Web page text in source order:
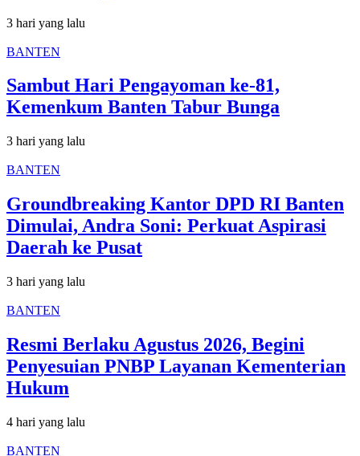
3 hari yang lalu
BANTEN
Sambut Hari Pengayoman ke-81,
Kemenkum Banten Tabur Bunga
3 hari yang lalu
BANTEN
Groundbreaking Kantor DPD RI Banten
Dimulai, Andra Soni: Perkuat Aspirasi
Daerah ke Pusat
3 hari yang lalu
BANTEN
Resmi Berlaku Agustus 2026, Begini
Penyesuian PNBP Layanan Kementerian
Hukum
4 hari yang lalu
BANTEN